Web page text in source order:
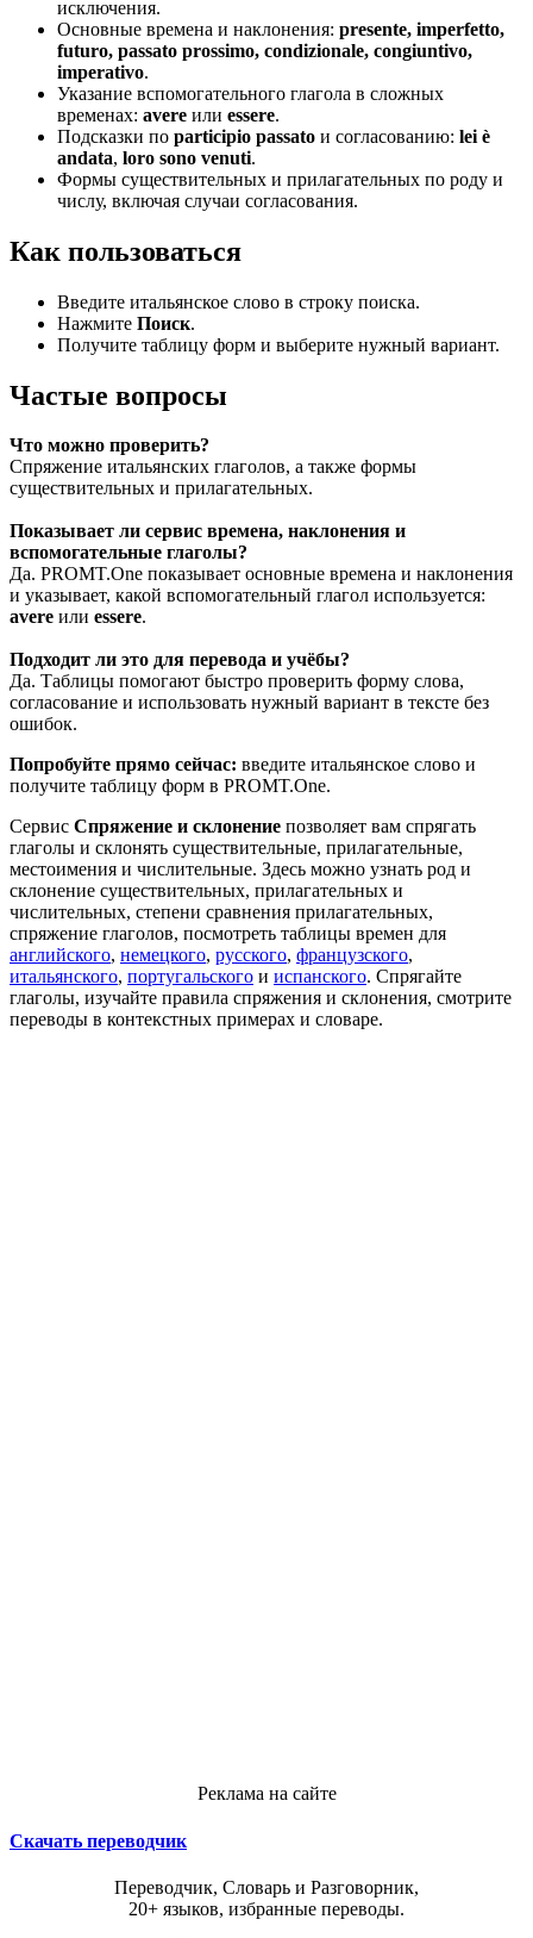
исключения.
Основные времена и наклонения: presente, imperfetto,
futuro, passato prossimo, condizionale, congiuntivo,
imperativo.
Указание вспомогательного глагола в сложных
временах: avere или essere.
Подсказки по participio passato и согласованию: lei è
andata, loro sono venuti.
Формы существительных и прилагательных по роду и
числу, включая случаи согласования.
Как пользоваться
Введите итальянское слово в строку поиска.
Нажмите Поиск.
Получите таблицу форм и выберите нужный вариант.
Частые вопросы
Что можно проверить?
Спряжение итальянских глаголов, а также формы
существительных и прилагательных.
Показывает ли сервис времена, наклонения и
вспомогательные глаголы?
Да. PROMT.One показывает основные времена и наклонения
и указывает, какой вспомогательный глагол используется:
avere или essere.
Подходит ли это для перевода и учёбы?
Да. Таблицы помогают быстро проверить форму слова,
согласование и использовать нужный вариант в тексте без
ошибок.
Попробуйте прямо сейчас: введите итальянское слово и
получите таблицу форм в PROMT.One.
Сервис Спряжение и склонение позволяет вам спрягать
глаголы и склонять существительные, прилагательные,
местоимения и числительные. Здесь можно узнать род и
склонение существительных, прилагательных и
числительных, степени сравнения прилагательных,
спряжение глаголов, посмотреть таблицы времен для
английского, немецкого, русского, французского,
итальянского, португальского и испанского. Спрягайте
глаголы, изучайте правила спряжения и склонения, смотрите
переводы в контекстных примерах и словаре.
Реклама на сайте
Скачать переводчик
Переводчик, Словарь и Разговорник,
20+ языков, избранные переводы.